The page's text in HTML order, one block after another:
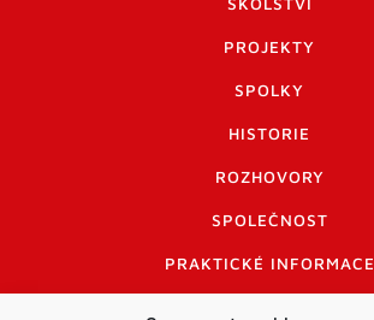
ŠKOLSTVÍ
PROJEKTY
SPOLKY
HISTORIE
ROZHOVORY
SPOLEČNOST
PRAKTICKÉ INFORMACE